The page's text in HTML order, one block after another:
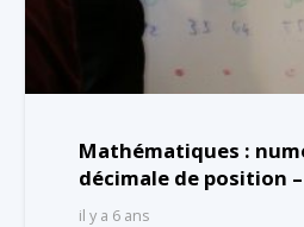
Mathématiques :
décimale de position
il y a 6 ans